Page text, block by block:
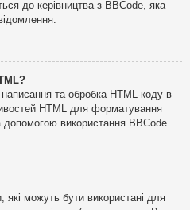
до керівництва з BBCode, яка
та обробка HTML-коду в
HTML для форматування
допомогою використання BBCode.
можуть бути використані для